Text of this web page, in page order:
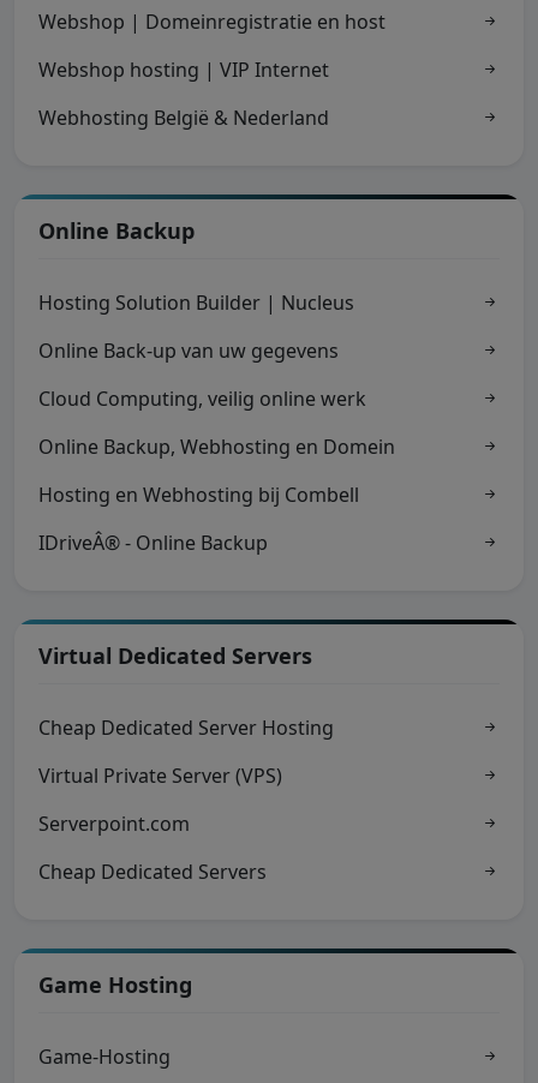
Webshop | Domeinregistratie en host
Webshop hosting | VIP Internet
Webhosting België & Nederland
Online Backup
Hosting Solution Builder | Nucleus
Online Back-up van uw gegevens
Cloud Computing, veilig online werk
Online Backup, Webhosting en Domein
Hosting en Webhosting bij Combell
IDriveÂ® - Online Backup
Virtual Dedicated Servers
Cheap Dedicated Server Hosting
Virtual Private Server (VPS)
Serverpoint.com
Cheap Dedicated Servers
Game Hosting
Game-Hosting